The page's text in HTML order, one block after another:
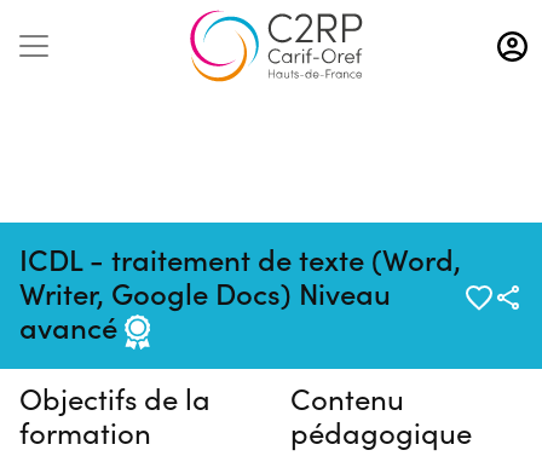
Aller
au
contenu
ICDL - traitement de texte (Word,
Writer, Google Docs) Niveau
avancé
Pas de session programmée en
ce moment
Objectifs de la
formation
Contenu
pédagogique